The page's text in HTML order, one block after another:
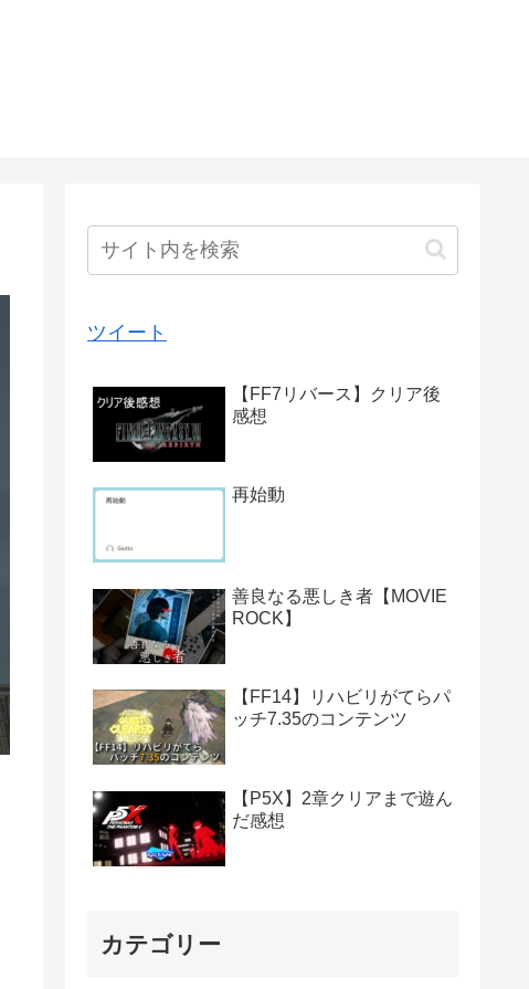
ツイート
【FF7リバース】クリア後
感想
再始動
善良なる悪しき者【MOVIE
ROCK】
【FF14】リハビリがてらパ
ッチ7.35のコンテンツ
【P5X】2章クリアまで遊ん
だ感想
カテゴリー